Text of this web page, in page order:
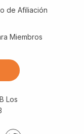
de Afiliación
Miembros
Los